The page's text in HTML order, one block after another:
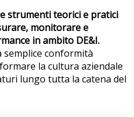
strumenti teorici e pratici
monitorare e
in ambito DE&I.
semplice conformità
la cultura aziendale
lungo tutta la catena del